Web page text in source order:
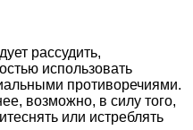
рассудить,
использовать
противоречиями.
возможно, в силу того,
или истреблять